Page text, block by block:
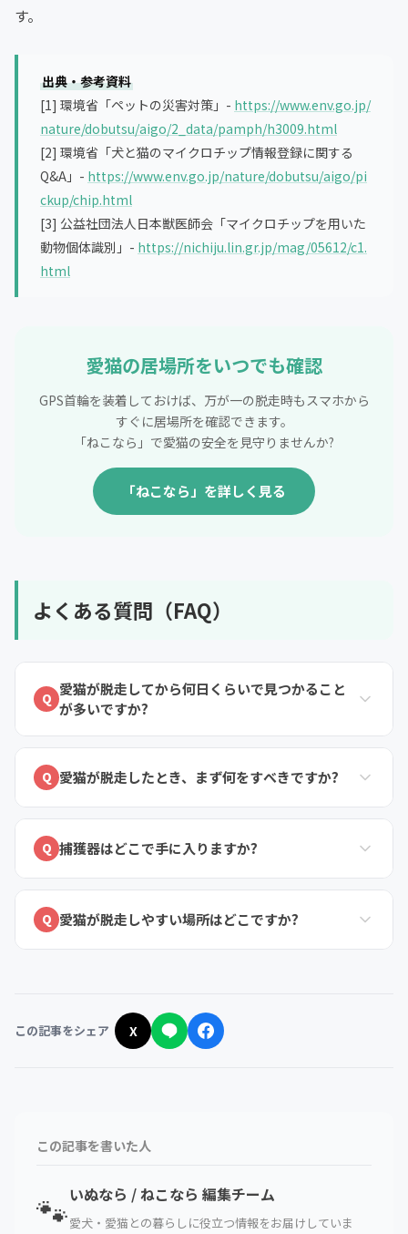
す。
出典・参考資料
[1] 環境省「ペットの災害対策」- https://www.env.go.jp/
nature/dobutsu/aigo/2_data/pamph/h3009.html
[2] 環境省「犬と猫のマイクロチップ情報登録に関する
Q&A」- https://www.env.go.jp/nature/dobutsu/aigo/pi
ckup/chip.html
[3] 公益社団法人日本獣医師会「マイクロチップを用いた
動物個体識別」- https://nichiju.lin.gr.jp/mag/05612/c1.
html
愛猫の居場所をいつでも確認
GPS首輪を装着しておけば、万が一の脱走時もスマホから
すぐに居場所を確認できます。
「ねこなら」で愛猫の安全を見守りませんか?
「ねこなら」を詳しく見る
よくある質問（FAQ）
Q
愛猫が脱走してから何日くらいで見つかること
が多いですか?
Q 愛猫が脱走したとき、まず何をすべきですか?
Q 捕獲器はどこで手に入りますか?
Q 愛猫が脱走しやすい場所はどこですか?
この記事をシェア X
この記事を書いた人
🐾いぬなら / ねこなら 編集チーム
愛犬・愛猫との暮らしに役立つ情報をお届けしていま